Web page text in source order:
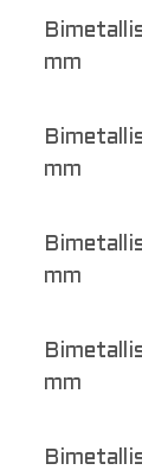
mm
mm
mm
mm